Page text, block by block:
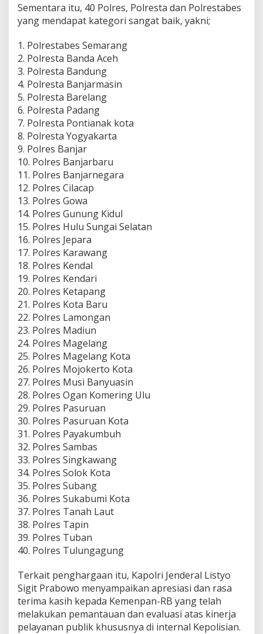
Sementara itu, 40 Polres, Polresta dan Polrestabes
yang mendapat kategori sangat baik, yakni;
1. Polrestabes Semarang
2. Polresta Banda Aceh
3. Polresta Bandung
4. Polresta Banjarmasin
5. Polresta Barelang
6. Polresta Padang
7. Polresta Pontianak kota
8. Polresta Yogyakarta
9. Polres Banjar
10. Polres Banjarbaru
11. Polres Banjarnegara
12. Polres Cilacap
13. Polres Gowa
14. Polres Gunung Kidul
15. Polres Hulu Sungai Selatan
16. Polres Jepara
17. Polres Karawang
18. Polres Kendal
19. Polres Kendari
20. Polres Ketapang
21. Polres Kota Baru
22. Polres Lamongan
23. Polres Madiun
24. Polres Magelang
25. Polres Magelang Kota
26. Polres Mojokerto Kota
27. Polres Musi Banyuasin
28. Polres Ogan Komering Ulu
29. Polres Pasuruan
30. Polres Pasuruan Kota
31. Polres Payakumbuh
32. Polres Sambas
33. Polres Singkawang
34. Polres Solok Kota
35. Polres Subang
36. Polres Sukabumi Kota
37. Polres Tanah Laut
38. Polres Tapin
39. Polres Tuban
40. Polres Tulungagung
Terkait penghargaan itu, Kapolri Jenderal Listyo
Sigit Prabowo menyampaikan apresiasi dan rasa
terima kasih kepada Kemenpan-RB yang telah
melakukan pemantauan dan evaluasi atas kinerja
pelayanan publik khususnya di internal Kepolisian.